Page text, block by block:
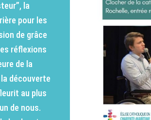
la
pour les
de grâce
réflexions
de la
découverte
au plus
de nous.